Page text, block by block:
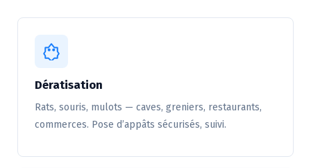
Dératisation
Rats, souris, mulots — caves, greniers, restaurants,
commerces. Pose d’appâts sécurisés, suivi.